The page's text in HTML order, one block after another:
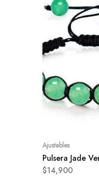
Ajustables
Pulsera Jade
$14,900